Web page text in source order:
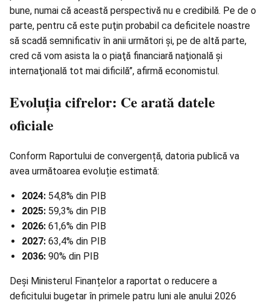
bune, numai că această perspectivă nu e credibilă. Pe de o
parte, pentru că este puţin probabil ca deficitele noastre
să scadă semnificativ în anii următori şi, pe de altă parte,
cred că vom asista la o piaţă financiară naţională şi
internaţională tot mai dificilă”, afirmă economistul.
Evoluția cifrelor: Ce arată datele
oficiale
Conform Raportului de convergență, datoria publică va
avea următoarea evoluție estimată:
2024: 54,8% din PIB
2025: 59,3% din PIB
2026: 61,6% din PIB
2027: 63,4% din PIB
2036: 90% din PIB
Deși Ministerul Finanțelor a raportat o reducere a
deficitului bugetar în primele patru luni ale anului 2026